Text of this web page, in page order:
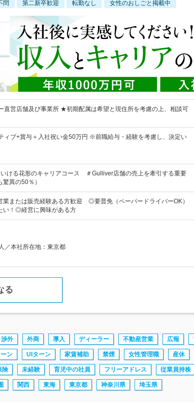
問 第二新卒歓迎 転勤なし 女性のおしごと掲載中
直営店舗及び事業所 ★初期配属は希望と現住所を考慮の上、相談可
ィブ+賞与＋入社祝い金50万円 ※前職給与・経験を考慮し、決定い
いける花形のキャリアコース ＃Gulliver店舗の売上を牽引する重要
異の50％）
または販売経験ある方歓迎 ◎要普免（ペーパードライバーOK）
い！◎経営に興味がある方
／本社所在地：東京都
る
渉外 外商 導入 ディーラー 不動産営業 広報
ン UIターン 家賃補助 禁煙 女性管理職 産休
険 未経験 育児中の社員 フリーアドレス 従業員持株
関西 東海 東京都 神奈川県 埼玉県